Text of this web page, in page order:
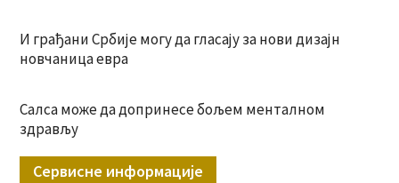
И грађани Србије могу да гласају за нови дизајн
новчаница евра
Салса може да допринесе бољем менталном
здрављу
Сервисне информације